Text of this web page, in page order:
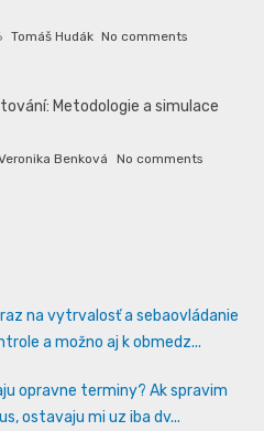
Tomáš Hudák No comments
Metodologie a simulace
Benková No comments
na vytrvalosť a sebaovládanie
a možno aj k obmedz...
opravne terminy? Ak spravim
ostavaju mi uz iba dv...